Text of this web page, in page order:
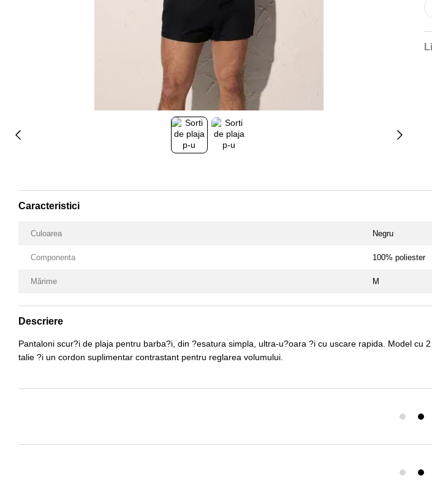
Caracteristici
Culoarea Negru
Componenta 100% poliester
Mărime M
Descriere
Pantaloni scur?i de plaja pentru barba?i, din ?esatura simpla, ultra-u?oara ?i cu uscare rapida. Model
talie ?i un cordon suplimentar contrastant pentru reglarea volumului.